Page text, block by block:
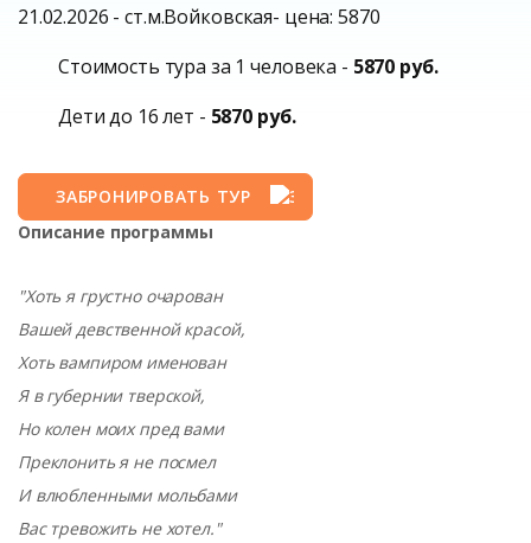
21.02.2026 - ст.м.Войковская- цена: 5870
Стоимость тура за 1 человека - 5870 руб.
Дети до 16 лет - 5870 руб.
ЗАБРОНИРОВАТЬ ТУР
Описание программы
"Хоть я грустно очарован
Вашей девственной красой,
Хоть вампиром именован
Я в губернии тверской,
Но колен моих пред вами
Преклонить я не посмел
И влюбленными мольбами
Вас тревожить не хотел."